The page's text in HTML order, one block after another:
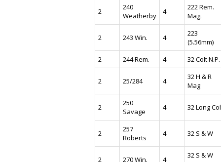
2
240
Weatherby
4
222 Rem.
Mag.
2 243 Win. 4
223
(5.56mm)
2
244 Rem. 4 32 Colt N.P.
2 25/284 4
32 H & R
Mag
2
250
Savage
4 32 Long
2
257
Roberts
4 32 S & W
2 270 Win. 4
32 S & W